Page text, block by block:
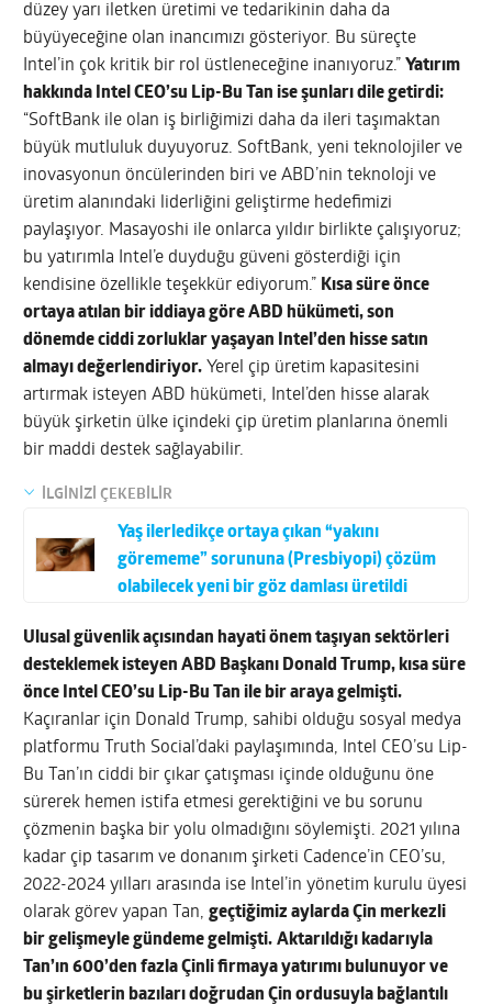
düzey yarı iletken üretimi ve tedarikinin daha da
büyüyeceğine olan inancımızı gösteriyor. Bu süreçte
Intel’in çok kritik bir rol üstleneceğine inanıyoruz.” Yatırım
hakkında Intel CEO’su Lip-Bu Tan ise şunları dile getirdi:
“SoftBank ile olan iş birliğimizi daha da ileri taşımaktan
büyük mutluluk duyuyoruz. SoftBank, yeni teknolojiler ve
inovasyonun öncülerinden biri ve ABD’nin teknoloji ve
üretim alanındaki liderliğini geliştirme hedefimizi
paylaşıyor. Masayoshi ile onlarca yıldır birlikte çalışıyoruz;
bu yatırımla Intel’e duyduğu güveni gösterdiği için
kendisine özellikle teşekkür ediyorum.” Kısa süre önce
ortaya atılan bir iddiaya göre ABD hükümeti, son
dönemde ciddi zorluklar yaşayan Intel’den hisse satın
almayı değerlendiriyor. Yerel çip üretim kapasitesini
artırmak isteyen ABD hükümeti, Intel’den hisse alarak
büyük şirketin ülke içindeki çip üretim planlarına önemli
bir maddi destek sağlayabilir.
İLGİNİZİ ÇEKEBİLİR
Yaş ilerledikçe ortaya çıkan “yakını
görememe” sorununa (Presbiyopi) çözüm
olabilecek yeni bir göz damlası üretildi
Ulusal güvenlik açısından hayati önem taşıyan sektörleri
desteklemek isteyen ABD Başkanı Donald Trump, kısa süre
önce Intel CEO’su Lip-Bu Tan ile bir araya gelmişti.
Kaçıranlar için Donald Trump, sahibi olduğu sosyal medya
platformu Truth Social’daki paylaşımında, Intel CEO’su Lip-
Bu Tan’ın ciddi bir çıkar çatışması içinde olduğunu öne
sürerek hemen istifa etmesi gerektiğini ve bu sorunu
çözmenin başka bir yolu olmadığını söylemişti. 2021 yılına
kadar çip tasarım ve donanım şirketi Cadence’in CEO’su,
2022-2024 yılları arasında ise Intel’in yönetim kurulu üyesi
olarak görev yapan Tan,geçtiğimiz aylarda Çin merkezli
bir gelişmeyle gündeme gelmişti. Aktarıldığı kadarıyla
Tan’ın 600’den fazla Çinli firmaya yatırımı bulunuyor ve
bu şirketlerin bazıları doğrudan Çin ordusuyla bağlantılı